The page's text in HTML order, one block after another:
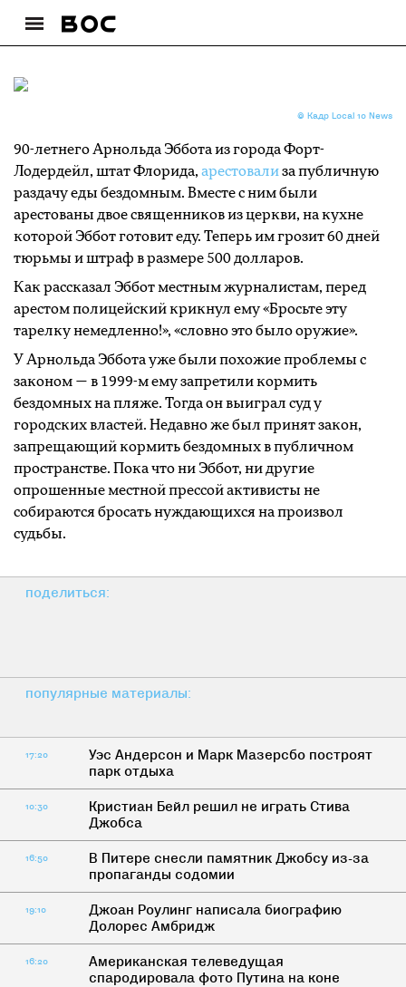
© Кадр Local 10 News
90-летнего Арнольда Эббота из города Форт-
Лодердейл, штат Флорида, арестовализа публичную
раздачу еды бездомным. Вместе с ним были
арестованы двое священников из церкви, на кухне
которой Эббот готовит еду. Теперь им грозит 60 дней
тюрьмы и штраф в размере 500 долларов.
Как рассказал Эббот местным журналистам, перед
арестом полицейский крикнул ему «Бросьте эту
тарелку немедленно!», «словно это было оружие».
У Арнольда Эббота уже были похожие проблемы с
законом — в 1999-м ему запретили кормить
бездомных на пляже. Тогда он выиграл суд у
городских властей. Недавно же был принят закон,
запрещающий кормить бездомных в публичном
пространстве. Пока что ни Эббот, ни другие
опрошенные местной прессой активисты не
собираются бросать нуждающихся на произвол
судьбы.
поделиться:
популярные материалы:
17:20
Уэс Андерсон и Марк Мазерсбо построят
парк отдыха
10:30
Кристиан Бейл решил не играть Стива
Джобса
16:50
В Питере снесли памятник Джобсу из-за
пропаганды содомии
19:10
Джоан Роулинг написала биографию
Долорес Амбридж
16:20
Американская телеведущая
спародировала фото Путина на коне